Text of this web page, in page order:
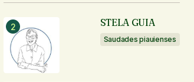
STELA GUIA
Saudades piauienses